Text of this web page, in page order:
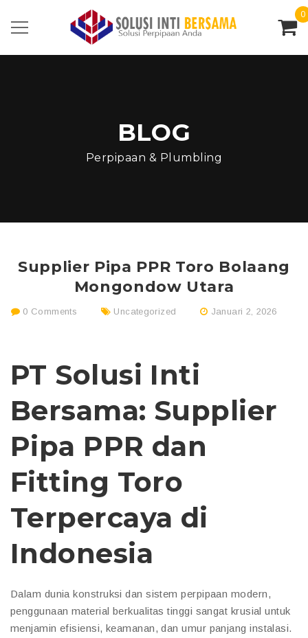
0
BLOG
Perpipaan & Plumbling
Supplier Pipa PPR Toro Bolaang
Mongondow Utara
0 Comments Uncategorized Januari 2, 2026
PT Solusi Inti
Bersama: Supplier
Pipa PPR dan
Fitting Toro
Terpercaya di
Indonesia
Dalam dunia konstruksi dan sistem perpipaan modern,
penggunaan material berkualitas tinggi sangat krusial untuk
menjamin efisiensi, keamanan, dan umur panjang instalasi.